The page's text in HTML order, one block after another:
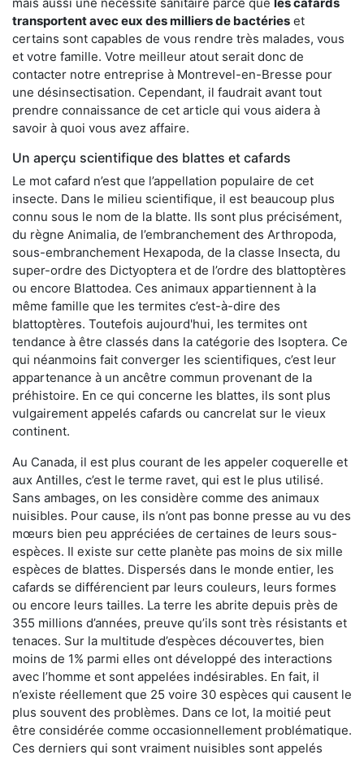
transportent avec eux des milliers de bactéries et
certains sont capables de vous rendre très malades, vous
et votre famille. Votre meilleur atout serait donc de
contacter notre entreprise à Montrevel-en-Bresse pour
une désinsectisation. Cependant, il faudrait avant tout
prendre connaissance de cet article qui vous aidera à
savoir à quoi vous avez affaire.
Un aperçu scientifique des blattes et cafards
Le mot cafard n’est que l’appellation populaire de cet
insecte. Dans le milieu scientifique, il est beaucoup plus
connu sous le nom de la blatte. Ils sont plus précisément,
du règne Animalia, de l’embranchement des Arthropoda,
sous-embranchement Hexapoda, de la classe Insecta, du
super-ordre des Dictyoptera et de l’ordre des blattoptères
ou encore Blattodea. Ces animaux appartiennent à la
même famille que les termites c’est-à-dire des
blattoptères. Toutefois aujourd'hui, les termites ont
tendance à être classés dans la catégorie des Isoptera. Ce
qui néanmoins fait converger les scientifiques, c’est leur
appartenance à un ancêtre commun provenant de la
préhistoire. En ce qui concerne les blattes, ils sont plus
vulgairement appelés cafards ou cancrelat sur le vieux
continent.
Au Canada, il est plus courant de les appeler coquerelle et
aux Antilles, c’est le terme ravet, qui est le plus utilisé.
Sans ambages, on les considère comme des animaux
nuisibles. Pour cause, ils n’ont pas bonne presse au vu des
mœurs bien peu appréciées de certaines de leurs sous-
espèces. Il existe sur cette planète pas moins de six mille
espèces de blattes. Dispersés dans le monde entier, les
cafards se différencient par leurs couleurs, leurs formes
ou encore leurs tailles. La terre les abrite depuis près de
355 millions d’années, preuve qu’ils sont très résistants et
tenaces. Sur la multitude d’espèces découvertes, bien
moins de 1% parmi elles ont développé des interactions
avec l’homme et sont appelées indésirables. En fait, il
n’existe réellement que 25 voire 30 espèces qui causent le
plus souvent des problèmes. Dans ce lot, la moitié peut
être considérée comme occasionnellement problématique.
Ces derniers qui sont vraiment nuisibles sont appelés